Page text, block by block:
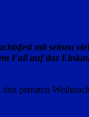
mit seinen
Fall auf das
privaten